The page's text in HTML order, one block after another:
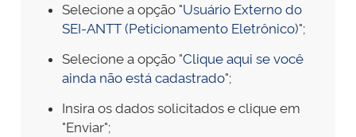
Selecione a opção "Usuário Externo do
SEI-ANTT (Peticionamento Eletrônico)";
Selecione a opção "Clique aqui se você
ainda não está cadastrado";
Insira os dados solicitados e clique em
"Enviar";